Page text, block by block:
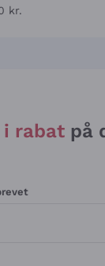
kr.
i rabat på